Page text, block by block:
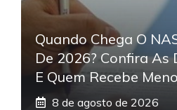
Quando Chega O
De 2026? Confira
E Quem Recebe
8 de agosto de 2026